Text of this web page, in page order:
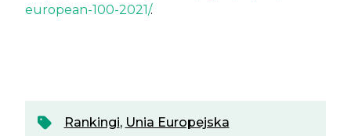
european-100-2021/.
Rankingi, Unia Europejska